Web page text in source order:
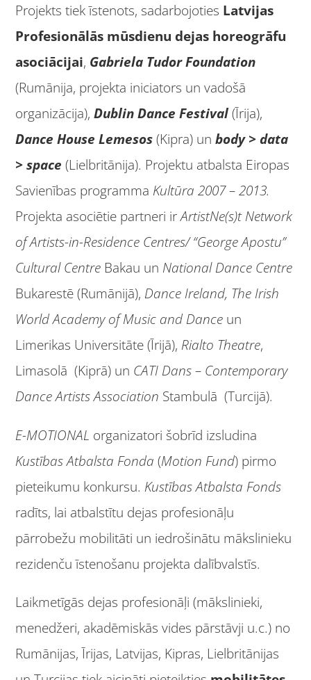
Projekts tiek īstenots, sadarbojoties Latvijas
Profesionālās mūsdienu dejas horeogrāfu
asociācijai, Gabriela Tudor Foundation
(Rumānija, projekta iniciators un vadošā
organizācija),Dublin Dance Festival (Īrija),
Dance House Lemesos (Kipra) unbody > data
> space (Lielbritānija). Projektu atbalsta Eiropas
Savienības programma Kultūra 2007 – 2013.
Projekta asociētie partneri irArtistNe(s)t Network
of Artists-in-Residence Centres/ “George Apostu”
Cultural Centre Bakau un National Dance Centre
Bukarestē (Rumānijā), Dance Ireland, The Irish
World Academy of Music and Dance un
Limerikas Universitāte (Īrijā), Rialto Theatre,
Limasolā (Kiprā) un CATI Dans – Contemporary
Dance Artists Association Stambulā (Turcijā).
E-MOTIONAL organizatori šobrīd izsludina
Kustības Atbalsta Fonda (Motion Fund) pirmo
pieteikumu konkursu. Kustības Atbalsta Fonds
radīts, lai atbalstītu dejas profesionāļu
pārrobežu mobilitāti un iedrošinātu mākslinieku
rezidenču īstenošanu projekta dalībvalstīs.
Laikmetīgās dejas profesionāļi (mākslinieki,
menedžeri, akadēmiskās vides pārstāvji u.c.) no
Rumānijas, Īrijas, Latvijas, Kipras, Lielbritānijas